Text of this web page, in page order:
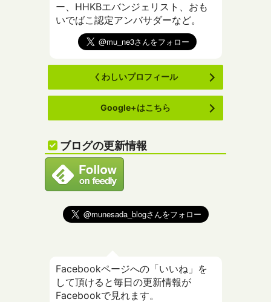
ー、HHKBエバンジェリスト、おも
いでばこ認定アンバサダーなど。
くわしいプロフィール
Google+はこちら
ブログの更新情報
Facebookページへの「いいね」を
して頂けると毎日の更新情報が
Facebookで見れます。